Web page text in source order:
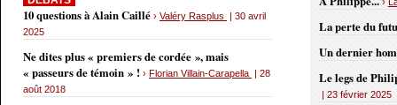
La perte du
Un dernier
Le legs de
| 23 février 2025
10 questions à Alain Caillé › Valéry Rasplus
| 30 avril
2025
Ne dites plus « premiers de cordée », mais
« passeurs de témoin » ! › Florian Villain-Carapella | 28
août 2018